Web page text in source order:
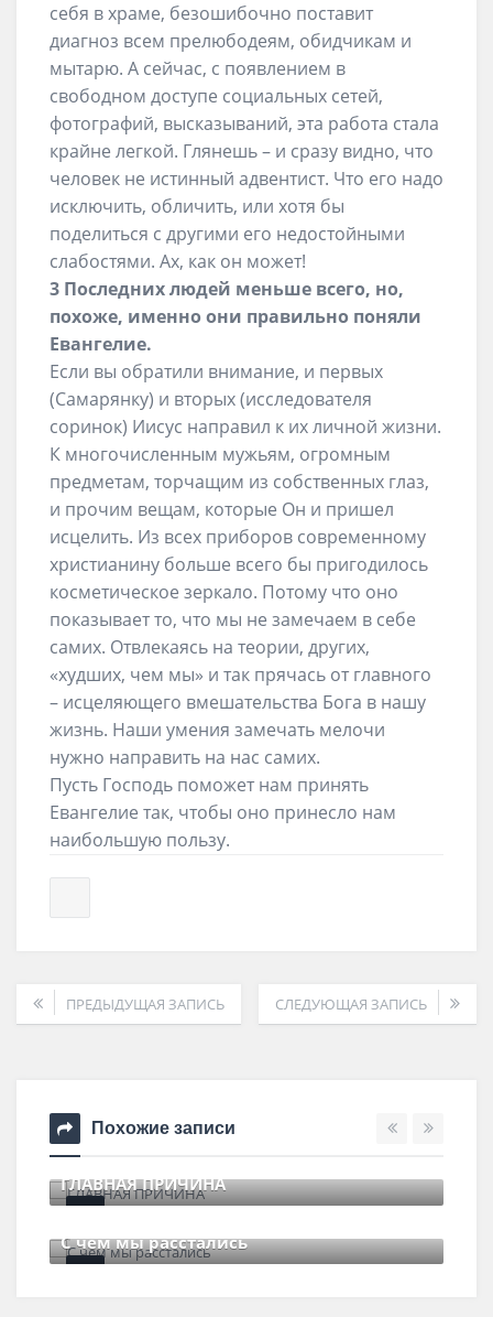
себя в храме, безошибочно поставит
диагноз всем прелюбодеям, обидчикам и
мытарю. А сейчас, с появлением в
свободном доступе социальных сетей,
фотографий, высказываний, эта работа стала
крайне легкой. Глянешь – и сразу видно, что
человек не истинный адвентист. Что его надо
исключить, обличить, или хотя бы
поделиться с другими его недостойными
слабостями. Ах, как он может!
3 Последних людей меньше всего, но,
похоже, именно они правильно поняли
Евангелие.
Если вы обратили внимание, и первых
(Самарянку) и вторых (исследователя
соринок) Иисус направил к их личной жизни.
К многочисленным мужьям, огромным
предметам, торчащим из собственных глаз,
и прочим вещам, которые Он и пришел
исцелить. Из всех приборов современному
христианину больше всего бы пригодилось
косметическое зеркало. Потому что оно
показывает то, что мы не замечаем в себе
самих. Отвлекаясь на теории, других,
«худших, чем мы» и так прячась от главного
– исцеляющего вмешательства Бога в нашу
жизнь. Наши умения замечать мелочи
нужно направить на нас самих.
Пусть Господь поможет нам принять
Евангелие так, чтобы оно принесло нам
наибольшую пользу.
ПРЕДЫДУЩАЯ ЗАПИСЬ СЛЕДУЮЩАЯ ЗАПИСЬ
Похожие записи
ГЛАВНАЯ ПРИЧИНА
С чем мы расстались